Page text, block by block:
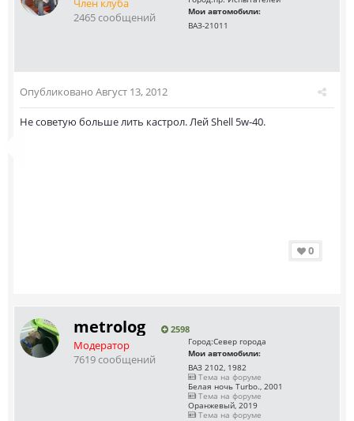
Член клуба
2465 сообщений
Мои автомобили:
ВАЗ-21011
Опубликовано Август 13, 2012
Не советую больше лить кастрол. Лей Shell 5w-40.
0
metrolog 2598
Модератор
7619 сообщений
Город:Север города
Мои автомобили:
ВАЗ 2102, 1982
Тема на форуме
Белая ночь Turbo., 2001
Тема на форуме
Оранжевый, 2019
Тема на форуме